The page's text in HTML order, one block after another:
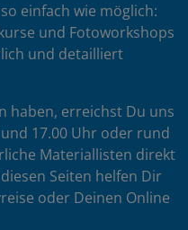
einfach wie möglich:
und Fotoworkshops
und detailliert
haben, erreichst Du uns
17.00 Uhr oder rund
Materiallisten direkt
Seiten helfen Dir
oder Deinen Online